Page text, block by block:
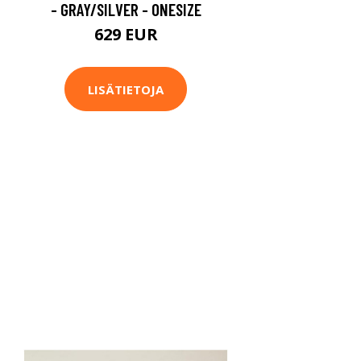
- GRAY/SILVER - ONESIZE
629 EUR
LISÄTIETOJA